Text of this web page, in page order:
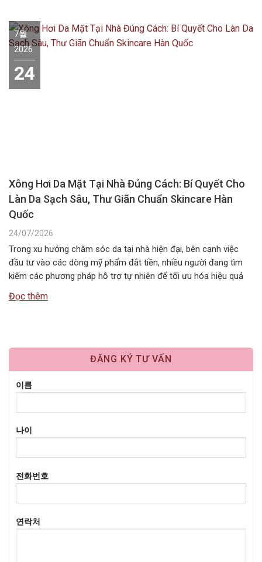
7월
2026
24
Xông Hơi Da Mặt Tại Nhà Đúng Cách: Bí Quyết Cho
Làn Da Sạch Sâu, Thư Giãn Chuẩn Skincare Hàn
Quốc
24/07/2026
Trong xu hướng chăm sóc da tại nhà hiện đại, bên cạnh việc
đầu tư vào các dòng mỹ phẩm đắt tiền, nhiều người đang tìm
kiếm các phương pháp hỗ trợ tự nhiên để tối ưu hóa hiệu quả
mang lại cảm…
Đọc thêm
ĐĂNG KÝ TƯ VẤN
이름
나이
전화번호
연락처